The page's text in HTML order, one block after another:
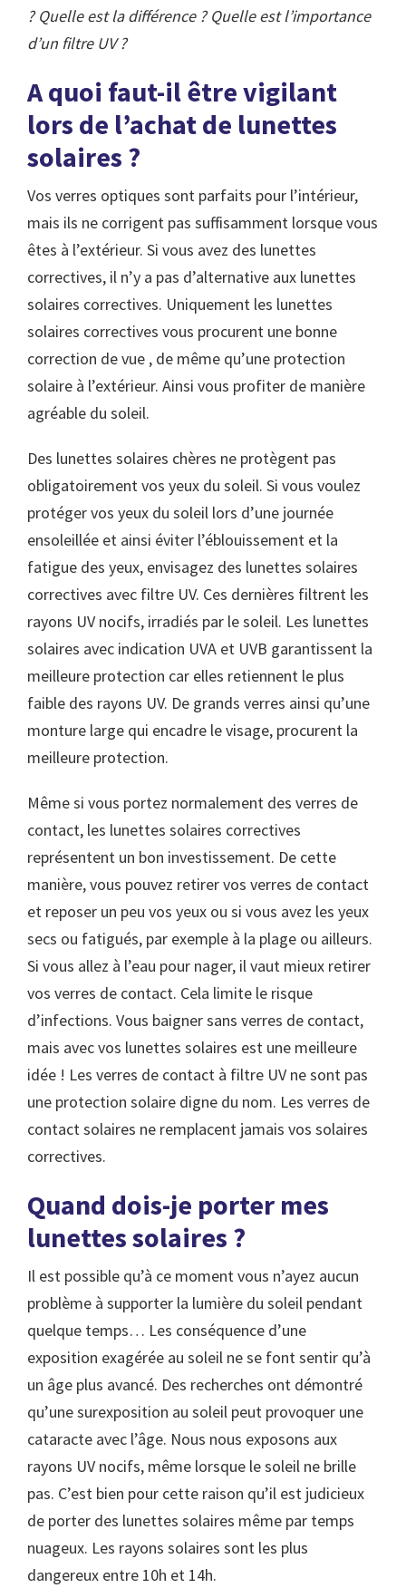
? Quelle est la différence ? Quelle est l’importance
d’un filtre UV ?
A quoi faut-il être vigilant
lors de l’achat de lunettes
solaires ?
Vos verres optiques sont parfaits pour l’intérieur,
mais ils ne corrigent pas suffisamment lorsque vous
êtes à l’extérieur. Si vous avez des lunettes
correctives, il n’y a pas d’alternative aux lunettes
solaires correctives. Uniquement les lunettes
solaires correctives vous procurent une bonne
correction de vue , de même qu’une protection
solaire à l’extérieur. Ainsi vous profiter de manière
agréable du soleil.
Des lunettes solaires chères ne protègent pas
obligatoirement vos yeux du soleil. Si vous voulez
protéger vos yeux du soleil lors d’une journée
ensoleillée et ainsi éviter l’éblouissement et la
fatigue des yeux, envisagez des lunettes solaires
correctives avec filtre UV. Ces dernières filtrent les
rayons UV nocifs, irradiés par le soleil. Les lunettes
solaires avec indication UVA et UVB garantissent la
meilleure protection car elles retiennent le plus
faible des rayons UV. De grands verres ainsi qu’une
monture large qui encadre le visage, procurent la
meilleure protection.
Même si vous portez normalement des verres de
contact, les lunettes solaires correctives
représentent un bon investissement. De cette
manière, vous pouvez retirer vos verres de contact
et reposer un peu vos yeux ou si vous avez les yeux
secs ou fatigués, par exemple à la plage ou ailleurs.
Si vous allez à l’eau pour nager, il vaut mieux retirer
vos verres de contact. Cela limite le risque
d’infections. Vous baigner sans verres de contact,
mais avec vos lunettes solaires est une meilleure
idée ! Les verres de contact à filtre UV ne sont pas
une protection solaire digne du nom. Les verres de
contact solaires ne remplacent jamais vos solaires
correctives.
Quand dois-je porter mes
lunettes solaires ?
Il est possible qu’à ce moment vous n’ayez aucun
problème à supporter la lumière du soleil pendant
quelque temps… Les conséquence d’une
exposition exagérée au soleil ne se font sentir qu’à
un âge plus avancé. Des recherches ont démontré
qu’une surexposition au soleil peut provoquer une
cataracte avec l’âge. Nous nous exposons aux
rayons UV nocifs, même lorsque le soleil ne brille
pas. C’est bien pour cette raison qu’il est judicieux
de porter des lunettes solaires même par temps
nuageux. Les rayons solaires sont les plus
dangereux entre 10h et 14h.